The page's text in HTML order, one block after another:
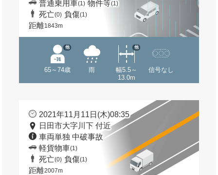
普通乗用車(1) 物件等(1)
死亡(0) 負傷(1)
距離1843m
65～74歳
他
雨
幅5.5～
13.0m
他
信号なし
2021年11月11日(木)08:35
日田市大字川下 付近
車両単独 中破事故
軽貨物車(1)
死亡(0) 負傷(1)
距離2007m